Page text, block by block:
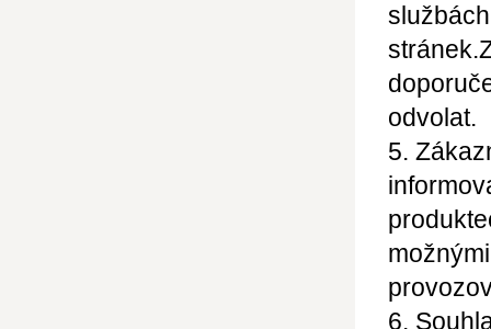
stránek.
odvolat.
5.
6.